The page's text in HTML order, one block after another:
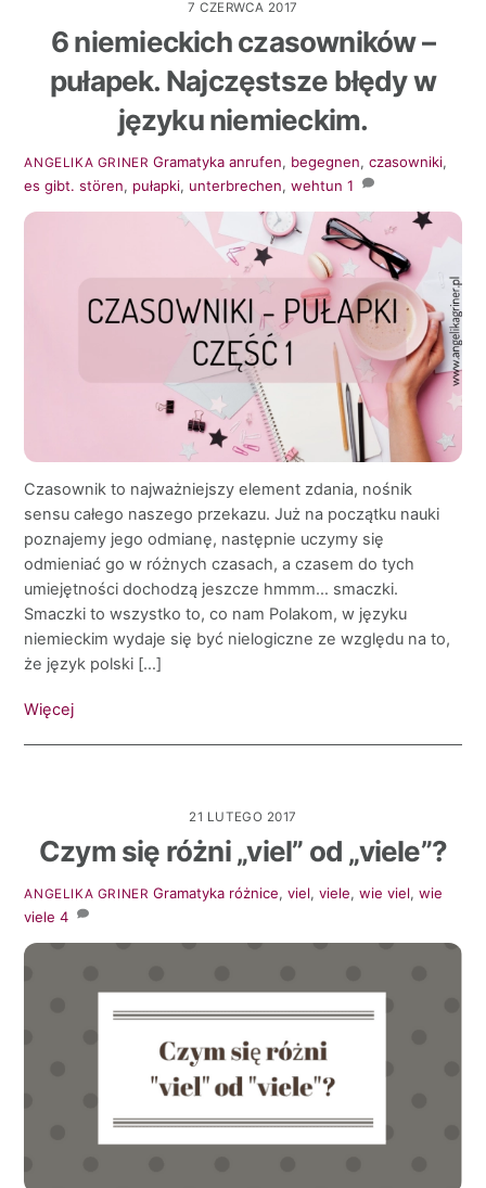
7 CZERWCA 2017
6 niemieckich czasowników –
pułapek. Najczęstsze błędy w
języku niemieckim.
ANGELIKA GRINER Gramatyka anrufen, begegnen,czasowniki,
es gibt. stören, pułapki, unterbrechen,wehtun 1
Czasownik to najważniejszy element zdania, nośnik
sensu całego naszego przekazu. Już na początku nauki
poznajemy jego odmianę, następnie uczymy się
odmieniać go w różnych czasach, a czasem do tych
umiejętności dochodzą jeszcze hmmm… smaczki.
Smaczki to wszystko to, co nam Polakom, w języku
niemieckim wydaje się być nielogiczne ze względu na to,
że język polski […]
Więcej
21 LUTEGO 2017
Czym się różni „viel” od „viele”?
ANGELIKA GRINER Gramatyka różnice,viel,viele,wie viel,wie
viele 4